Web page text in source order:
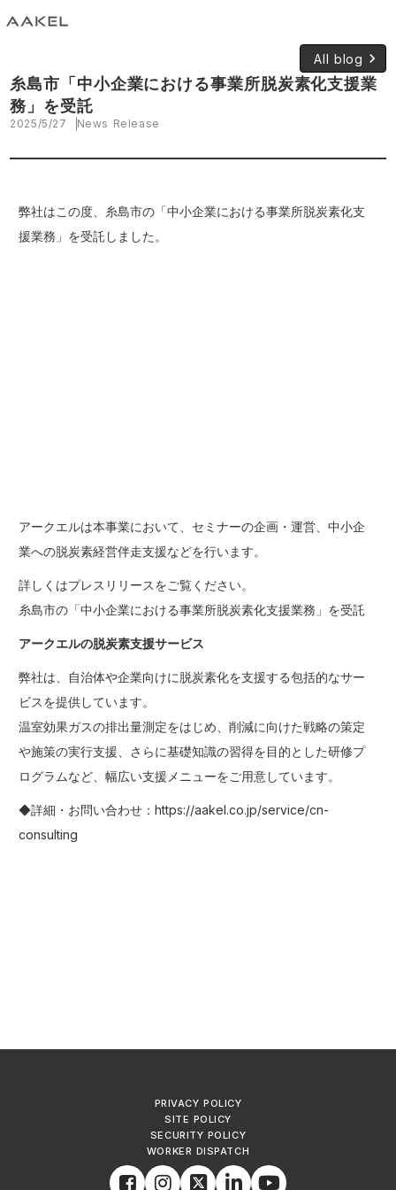
All blog keyboard_arrow_right
糸島市「中小企業における事業所脱炭素化支援業
務」を受託
2025/5/27 News Release
弊社はこの度、糸島市の「中小企業における事業所脱炭素化支
援業務」を受託しました。
アークエルは本事業において、セミナーの企画・運営、中小企
業への脱炭素経営伴走支援などを行います。
詳しくはプレスリリースをご覧ください。
糸島市の「中小企業における事業所脱炭素化支援業務」を受託
アークエルの脱炭素支援サービス
弊社は、自治体や企業向けに脱炭素化を支援する包括的なサー
ビスを提供しています。
温室効果ガスの排出量測定をはじめ、削減に向けた戦略の策定
や施策の実行支援、さらに基礎知識の習得を目的とした研修プ
ログラムなど、幅広い支援メニューをご用意しています。
◆詳細・お問い合わせ：https://aakel.co.jp/service/cn-
consulting
PRIVACY POLICY
SITE POLICY
SECURITY POLICY
WORKER DISPATCH